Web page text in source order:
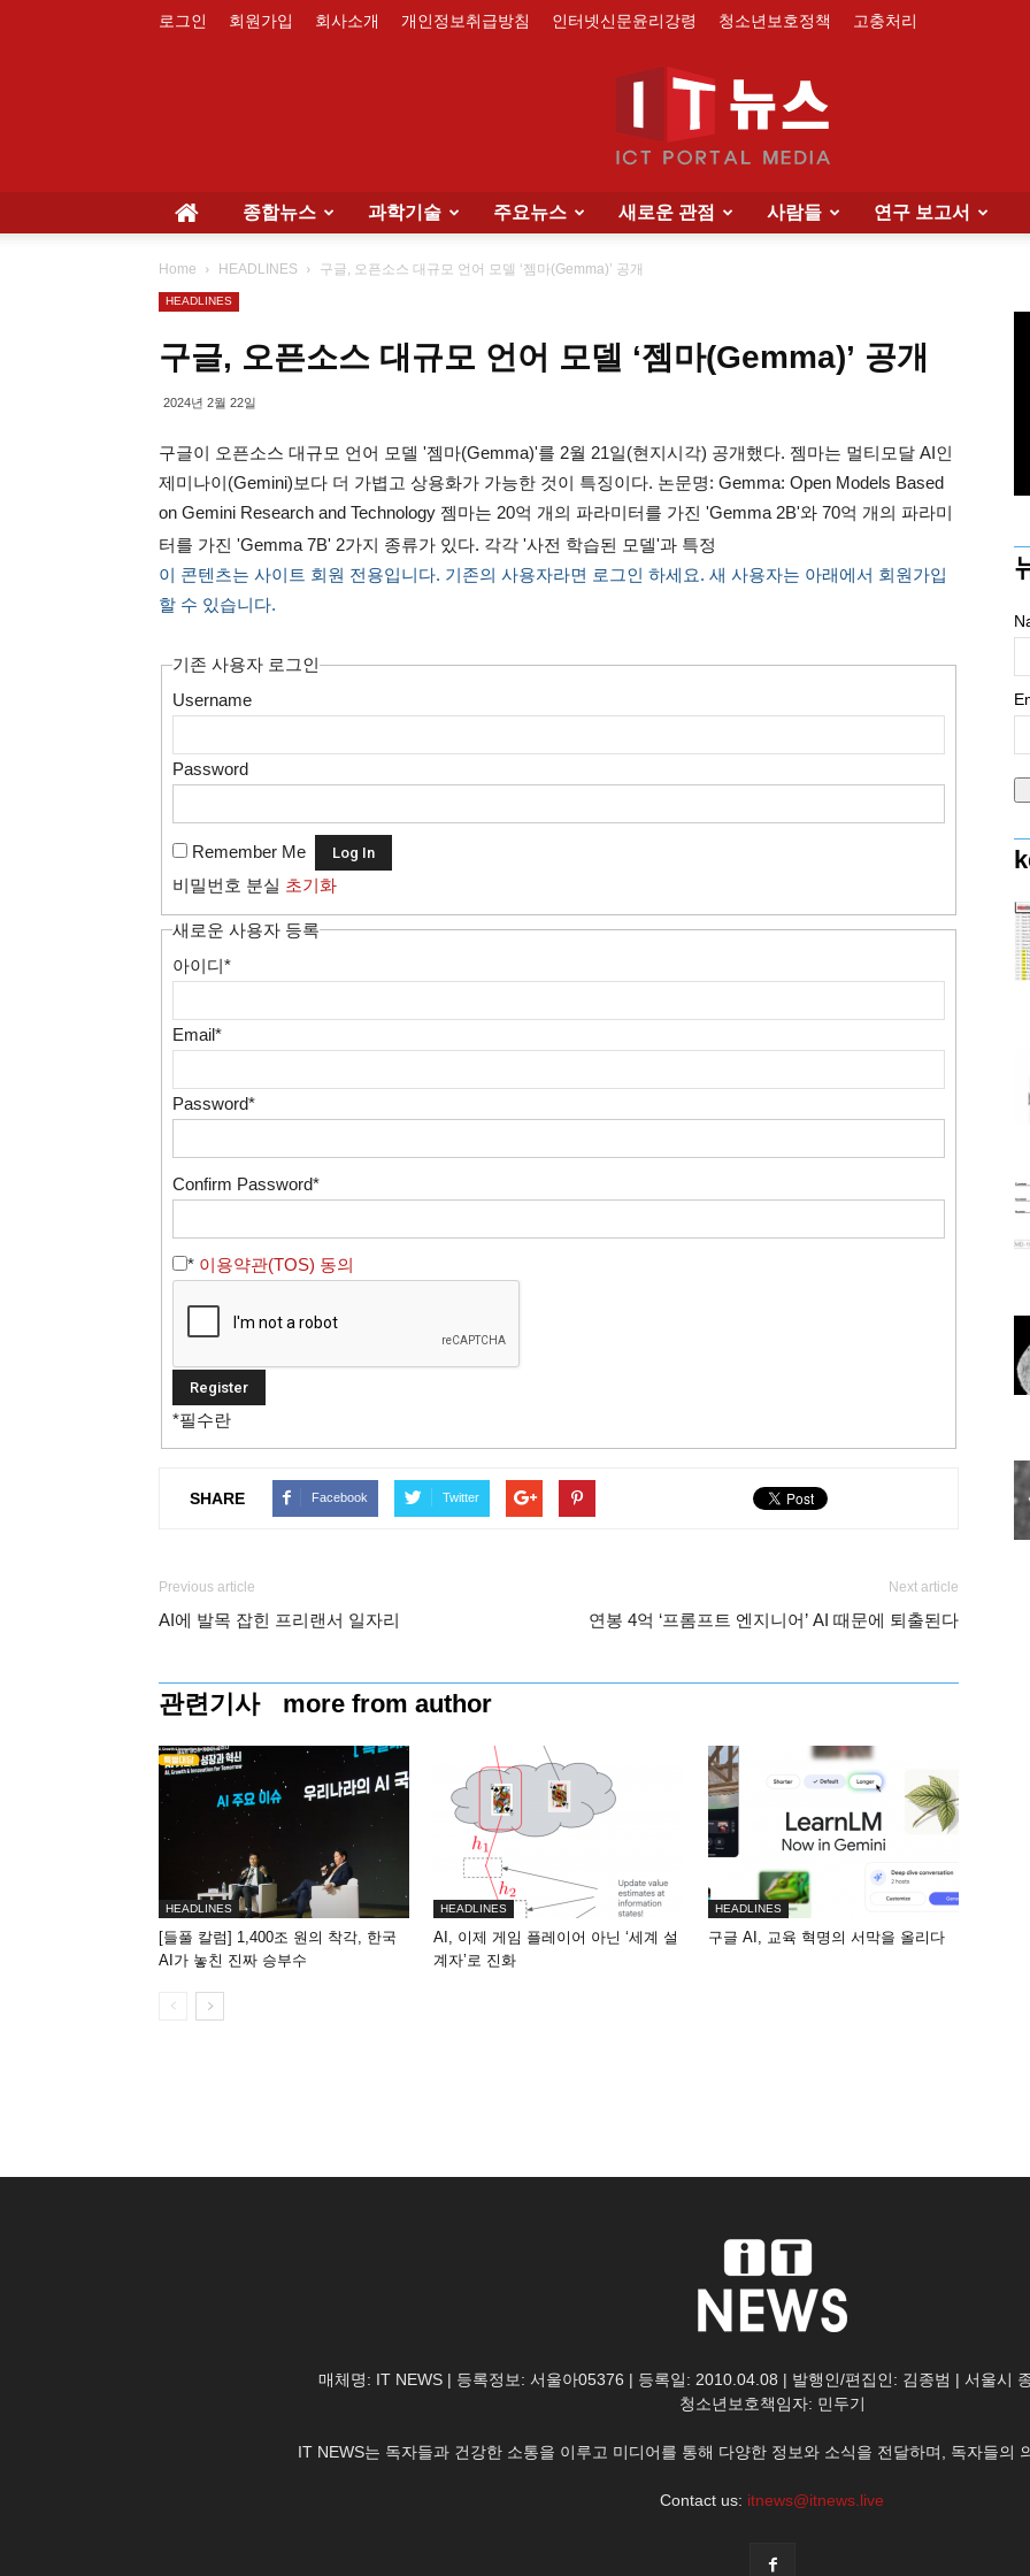
로그인 회원가입 회사소개 개인정보취급방침 인터넷신문윤리강령 청소년보호정책 고충처리
종합뉴스 과학기술 주요뉴스 새로운 관점 사람들 연구 보고서
Home HEADLINES 구글, 오픈소스 대규모 언어 모델 ‘젬마(Gemma)’ 공개
HEADLINES
구글, 오픈소스 대규모 언어 모델 ‘젬마(Gemma)’ 공개
2024년 2월 22일
구글이 오픈소스 대규모 언어 모델 '젬마(Gemma)'를 2월 21일(현지시각) 공개했다. 젬마는 멀티모달 AI인
제미나이(Gemini)보다 더 가볍고 상용화가 가능한 것이 특징이다. 논문명: Gemma: Open Models Based
on Gemini Research and Technology 젬마는 20억 개의 파라미터를 가진 'Gemma 2B'와 70억 개의 파라미
터를 가진 'Gemma 7B' 2가지 종류가 있다. 각각 '사전 학습된 모델'과 특정
이 콘텐츠는 사이트 회원 전용입니다. 기존의 사용자라면 로그인 하세요. 새 사용자는 아래에서 회원가입
할 수 있습니다.
기존 사용자 로그인
Username
Password
Remember Me
비밀번호 분실 초기화
새로운 사용자 등록
아이디*
Email*
Password*
Confirm Password*
* 이용약관(TOS) 동의
*필수란
SHARE Facebook Twitter
Previous article
AI에 발목 잡힌 프리랜서 일자리
Next article
연봉 4억 ‘프롬프트 엔지니어’ AI 때문에 퇴출된다
관련기사 more from author
HEADLINES
[들풀 칼럼] 1,400조 원의 착각, 한국
AI가 놓친 진짜 승부수
HEADLINES
AI, 이제 게임 플레이어 아닌 ‘세계 설
계자’로 진화
HEADLINES
구글 AI, 교육 혁명의 서막을 올리다
매체명: IT NEWS | 등록정보: 서울아05376 | 등록일: 2010.04.08 | 발행인/편집인: 김종범 | 서울시
청소년보호책임자: 민두기
IT NEWS는 독자들과 건강한 소통을 이루고 미디어를 통해 다양한 정보와 소식을 전달하며, 독자들의
Contact us: itnews@itnews.live